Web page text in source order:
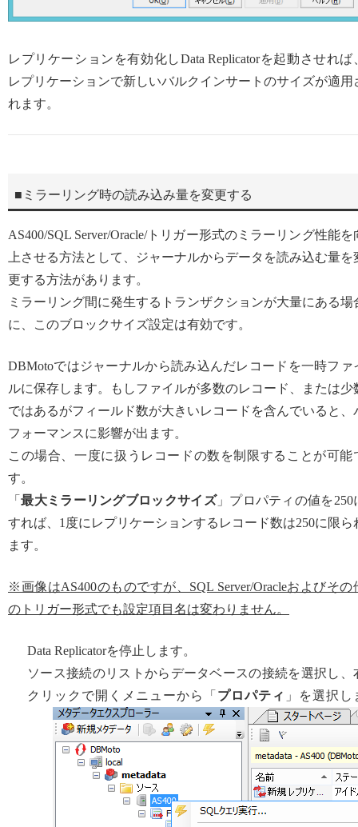
レプリケーションを有効化しData Replicatorを起動させれば
レプリケーションで新しいバルクインサートのサイズが適用
れます。
■ミラーリング時の読み込み量を変更する
AS400/SQL Server/Oracle/トリガー形式のミラーリング性能を
上させる方法として、ジャーナルからデータを読み込む量を
更する方法があります。
ミラーリング間に発生するトランザクションが大量にある場
に、このブロックサイズ設定は有効です。
DBMotoではジャーナルから読み込んだレコードを一時ファ
ルに保存します。もしファイルが多数のレコード、または少
ではあるがフィールド数が大きいレコードを含んでいると、
フォーマンスに影響が出ます。
この場合、一度に扱うレコードの数を制限することが可能
す。
「最大ミラーリングブロックサイズ」プロパティの値を250
すれば、1度にレプリケーションするレコード数は250に限ら
ます。
※画像はAS400のものですが、SQL Server/Oracleおよびその
のトリガー形式でも設定項目名は変わりません。
Data Replicatorを停止します。
ソース接続のリストからデータベースの接続を選択し、
クリックで開くメニューから「 プロパティ 」を選択し